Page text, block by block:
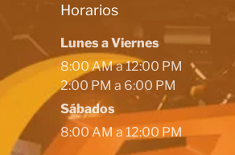
Horarios
Lunes a Viernes
8:00 AM a 12:00 PM
2:00 PM a 6:00 PM
Sábados
8:00 AM a 12:00 PM